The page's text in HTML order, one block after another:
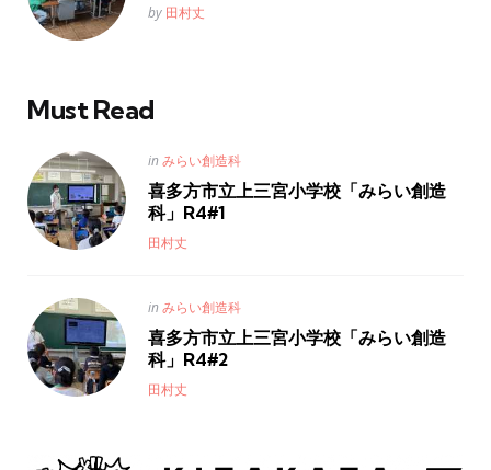
Posted
by 田村丈
Must Read
Posted
in
in みらい創造科
喜多方市立上三宮小学校「みらい創造
科」R4#1
Posted
田村丈
Posted
in
in みらい創造科
喜多方市立上三宮小学校「みらい創造
科」R4#2
Posted
田村丈